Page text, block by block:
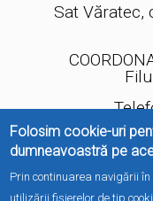
Sat Văratec,
Folosim cookie-uri
dumneavoastră pe
Prin continuarea navigării
utilizării fișierelor de tip